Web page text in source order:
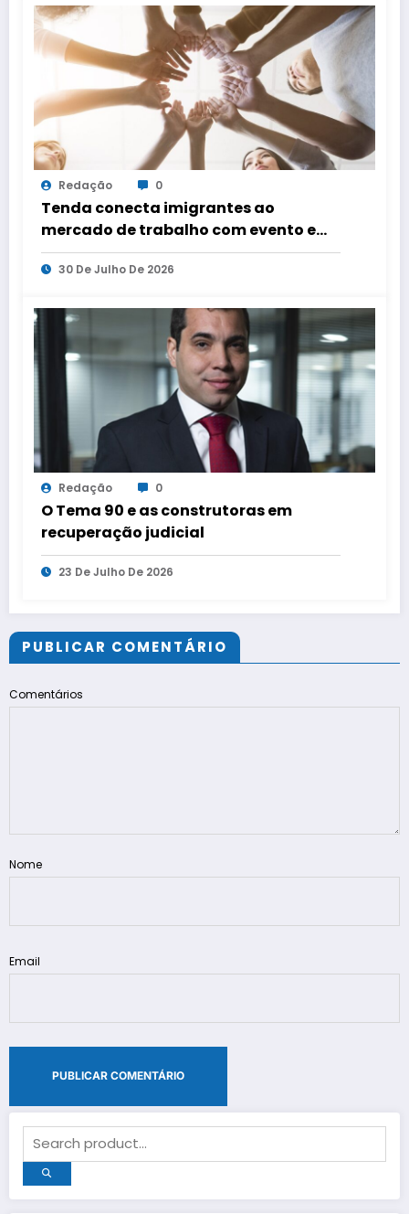
Redação 0
Tenda conecta imigrantes ao
mercado de trabalho com evento em
três capitais
30 De Julho De 2026
Redação 0
O Tema 90 e as construtoras em
recuperação judicial
23 De Julho De 2026
PUBLICAR COMENTÁRIO
Comentários
Nome
Email